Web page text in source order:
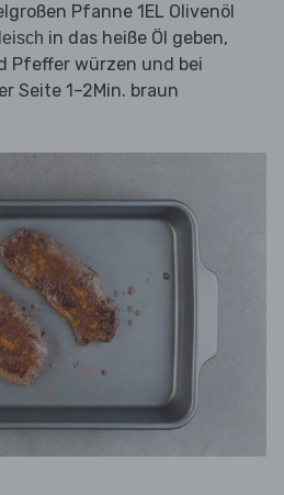
Pfanne 1EL Olivenöl
in das heiße Öl geben,
Pfeffer würzen und bei
Seite 1–2Min. braun